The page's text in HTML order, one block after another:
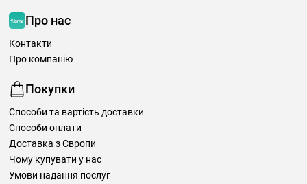
Про нас
Контакти
Про компанію
Покупки
Способи та вартість доставки
Способи оплати
Доставка з Європи
Чому купувати у нас
Умови надання послуг